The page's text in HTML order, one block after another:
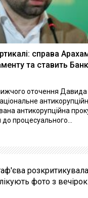
справа
та ставить
оточення Давида
антикорупційна
процесуального...
розкритикувала
фото з вечірок